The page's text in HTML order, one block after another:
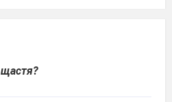
щастя?